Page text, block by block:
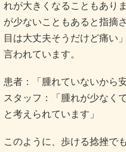
れが大きくなることもあり
が少ないこともあると指摘
目は大丈夫そうだけど痛い
言われています。
患者：「腫れていないから
スタッフ：「腫れが少なく
と考えられています」
このように、歩ける捻挫で